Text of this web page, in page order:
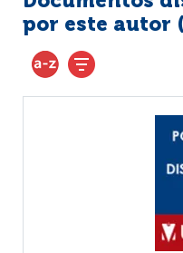
por este autor (